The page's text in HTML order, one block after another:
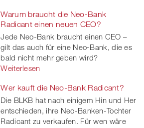
Warum braucht die Neo-Bank
Radicant einen neuen CEO?
Jede Neo-Bank braucht einen CEO –
gilt das auch für eine Neo-Bank, die es
bald nicht mehr geben wird?
Weiterlesen
Wer kauft die Neo-Bank Radicant?
Die BLKB hat nach einigem Hin und Her
entschieden, ihre Neo-Banken-Tochter
Radicant zu verkaufen. Für wen wäre